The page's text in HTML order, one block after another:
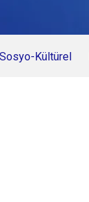
Sosyo-Kültürel